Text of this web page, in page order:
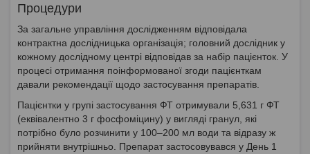
Процедури
За загальне управління дослідженням відповідала
контрактна дослідницька організація; головний дослідник у
кожному дослідному центрі відповідав за набір пацієнток. У
процесі отримання поінформованої згоди пацієнткам
давали рекомендації щодо застосування препаратів.
Пацієнтки у групі застосування ФТ отримували 5,631 г ФТ
(еквівалентно 3 г фосфоміцину) у вигляді гранул, які
потрібно було розчинити у 100–200 мл води та відразу ж
прийняти внутрішньо. Препарат застосовувався у День 1